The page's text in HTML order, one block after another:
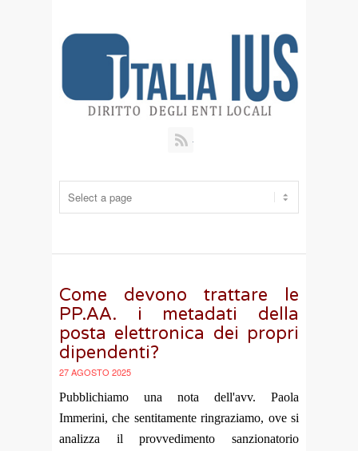
Come devono trattare le
PP.AA. i metadati della
posta elettronica dei propri
dipendenti?
27 AGOSTO 2025
Pubblichiamo una nota dell'avv. Paola
Immerini, che sentitamente ringraziamo, ove si
analizza il provvedimento sanzionatorio